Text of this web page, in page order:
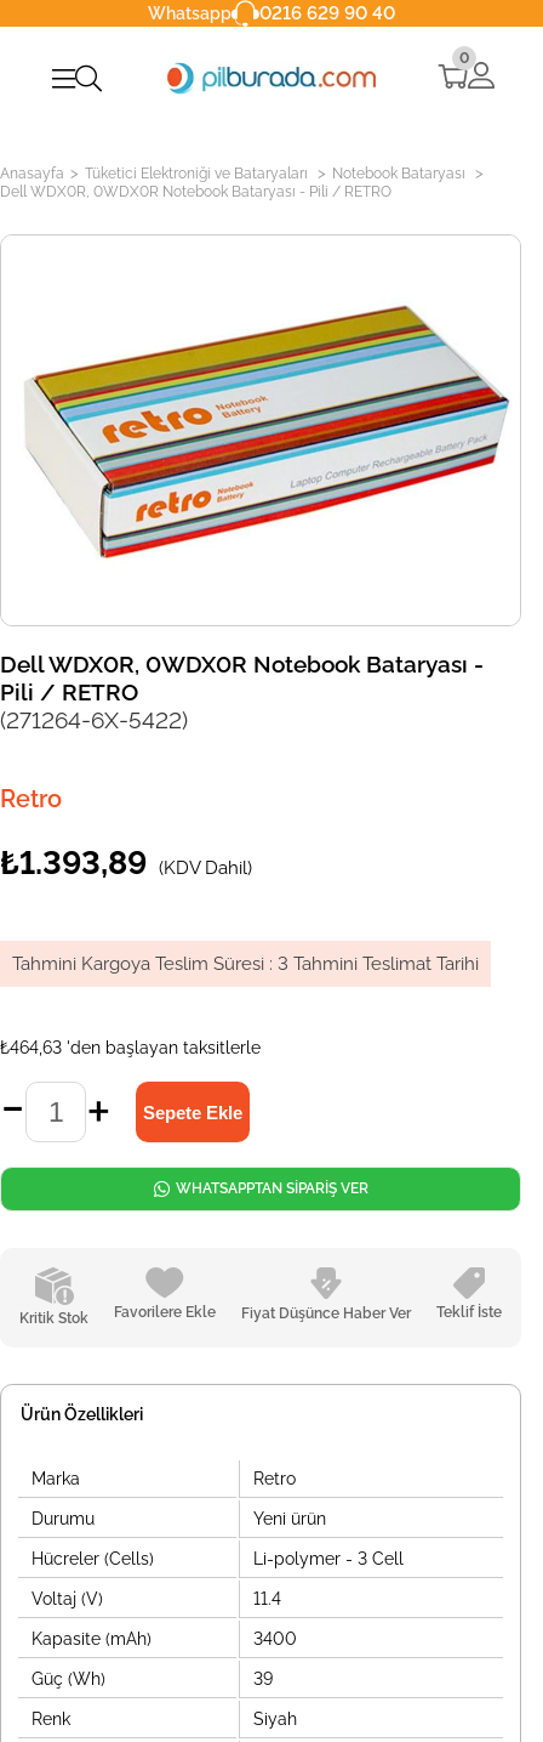
Whatsapp 0216 629 90 40
0
Anasayfa > Tüketici Elektroniği ve Bataryaları > Notebook Bataryası >
Dell WDX0R, 0WDX0R Notebook Bataryası - Pili / RETRO
Dell WDX0R, 0WDX0R Notebook Bataryası -
Pili / RETRO
(271264-6X-5422)
Retro
₺1.393,89 (KDV Dahil)
Tahmini Kargoya Teslim Süresi : 3 Tahmini Teslimat Tarihi
₺464,63 'den başlayan taksitlerle
Kritik Stok Favorilere Ekle Fiyat Düşünce Haber Ver Teklif İste
WHATSAPPTAN SİPARİŞ VER
Ürün Özellikleri
Marka Retro
Durumu Yeni ürün
Hücreler (Cells) Li-polymer - 3 Cell
Voltaj (V) 11.4
Kapasite (mAh) 3400
Güç (Wh) 39
Renk Siyah